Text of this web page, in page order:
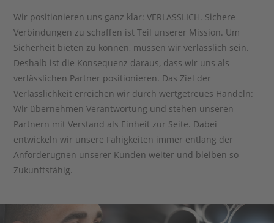
Wir positionieren uns ganz klar: VERLÄSSLICH. Sichere
Verbindungen zu schaffen ist Teil unserer Mission. Um
Sicherheit bieten zu können, müssen wir verlässlich sein.
Deshalb ist die Konsequenz daraus, dass wir uns als
verlässlichen Partner positionieren. Das Ziel der
Verlässlichkeit erreichen wir durch wertgetreues Handeln:
Wir übernehmen Verantwortung und stehen unseren
Partnern mit Verstand als Einheit zur Seite. Dabei
entwickeln wir unsere Fähigkeiten immer entlang der
Anforderugnen unserer Kunden weiter und bleiben so
Zukunftsfähig.